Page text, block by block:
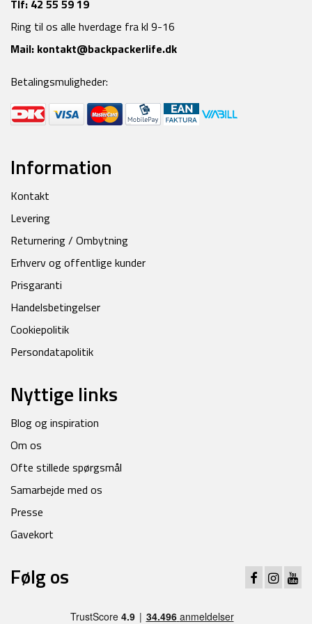
Tlf: 42 55 59 19
Ring til os alle hverdage fra kl 9-16
Mail: kontakt@backpackerlife.dk
Betalingsmuligheder:
Information
Kontakt
Levering
Returnering / Ombytning
Erhverv og offentlige kunder
Prisgaranti
Handelsbetingelser
Cookiepolitik
Persondatapolitik
Nyttige links
Blog og inspiration
Om os
Ofte stillede spørgsmål
Samarbejde med os
Presse
Gavekort
Følg os